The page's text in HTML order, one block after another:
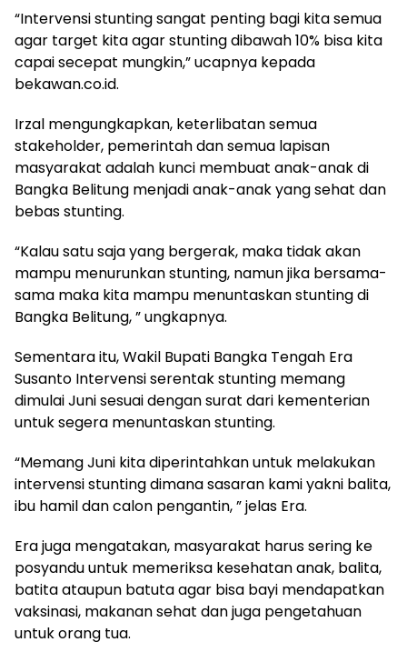
“Intervensi stunting sangat penting bagi kita semua
agar target kita agar stunting dibawah 10% bisa kita
capai secepat mungkin,” ucapnya kepada
bekawan.co.id.
Irzal mengungkapkan, keterlibatan semua
stakeholder, pemerintah dan semua lapisan
masyarakat adalah kunci membuat anak-anak di
Bangka Belitung menjadi anak-anak yang sehat dan
bebas stunting.
“Kalau satu saja yang bergerak, maka tidak akan
mampu menurunkan stunting, namun jika bersama-
sama maka kita mampu menuntaskan stunting di
Bangka Belitung, ” ungkapnya.
Sementara itu, Wakil Bupati Bangka Tengah Era
Susanto Intervensi serentak stunting memang
dimulai Juni sesuai dengan surat dari kementerian
untuk segera menuntaskan stunting.
“Memang Juni kita diperintahkan untuk melakukan
intervensi stunting dimana sasaran kami yakni balita,
ibu hamil dan calon pengantin, ” jelas Era.
Era juga mengatakan, masyarakat harus sering ke
posyandu untuk memeriksa kesehatan anak, balita,
batita ataupun batuta agar bisa bayi mendapatkan
vaksinasi, makanan sehat dan juga pengetahuan
untuk orang tua.